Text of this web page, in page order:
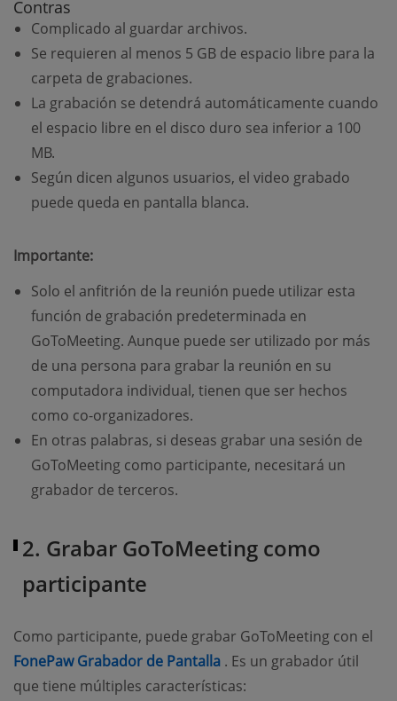
Contras
Complicado al guardar archivos.
Se requieren al menos 5 GB de espacio libre para la
carpeta de grabaciones.
La grabación se detendrá automáticamente cuando
el espacio libre en el disco duro sea inferior a 100
MB.
Según dicen algunos usuarios, el video grabado
puede queda en pantalla blanca.
Importante:
Solo el anfitrión de la reunión puede utilizar esta
función de grabación predeterminada en
GoToMeeting. Aunque puede ser utilizado por más
de una persona para grabar la reunión en su
computadora individual, tienen que ser hechos
como co-organizadores.
En otras palabras, si deseas grabar una sesión de
GoToMeeting como participante, necesitará un
grabador de terceros.
2. Grabar GoToMeeting como
participante
Como participante, puede grabar GoToMeeting con el
FonePaw Grabador de Pantalla (opens new window)
. Es un grabador útil
que tiene múltiples características: